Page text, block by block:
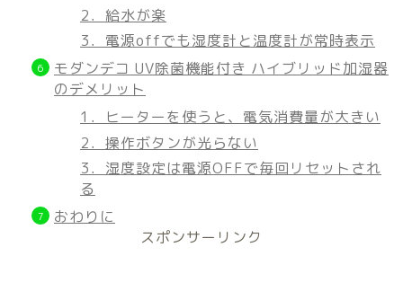
2．給水が楽
3．電源offでも湿度計と温度計が常時表示
モダンデコ UV除菌機能付き ハイブリッド加湿器
のデメリット
1．ヒーターを使うと、電気消費量が大きい
2．操作ボタンが光らない
3．湿度設定は電源OFFで毎回リセットされ
る
おわりに
スポンサーリンク